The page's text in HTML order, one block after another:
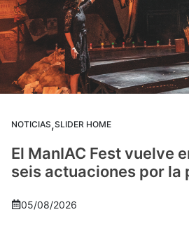
NOTICIAS,SLIDER HOME
El ManIAC Fest vuelve
seis actuaciones por la
05/08/2026